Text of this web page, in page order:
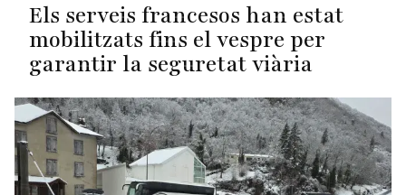
Els serveis francesos han estat
mobilitzats fins el vespre per
garantir la seguretat viària